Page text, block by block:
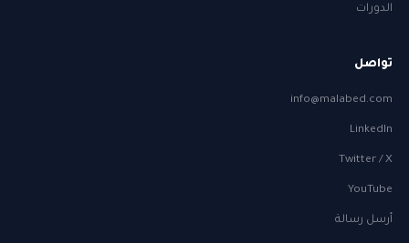
الدورات
تواصل
info@malabed.com
LinkedIn
Twitter / X
YouTube
أرسل رسالة